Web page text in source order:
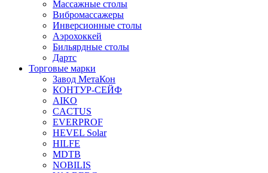
Массажные столы
Вибромассажеры
Инверсионные столы
Аэрохоккей
Бильярдные столы
Дартс
Торговые марки
Завод МетаКон
КОНТУР-СЕЙФ
AIKO
CACTUS
EVERPROF
HEVEL Solar
HILFE
MDTB
NOBILIS